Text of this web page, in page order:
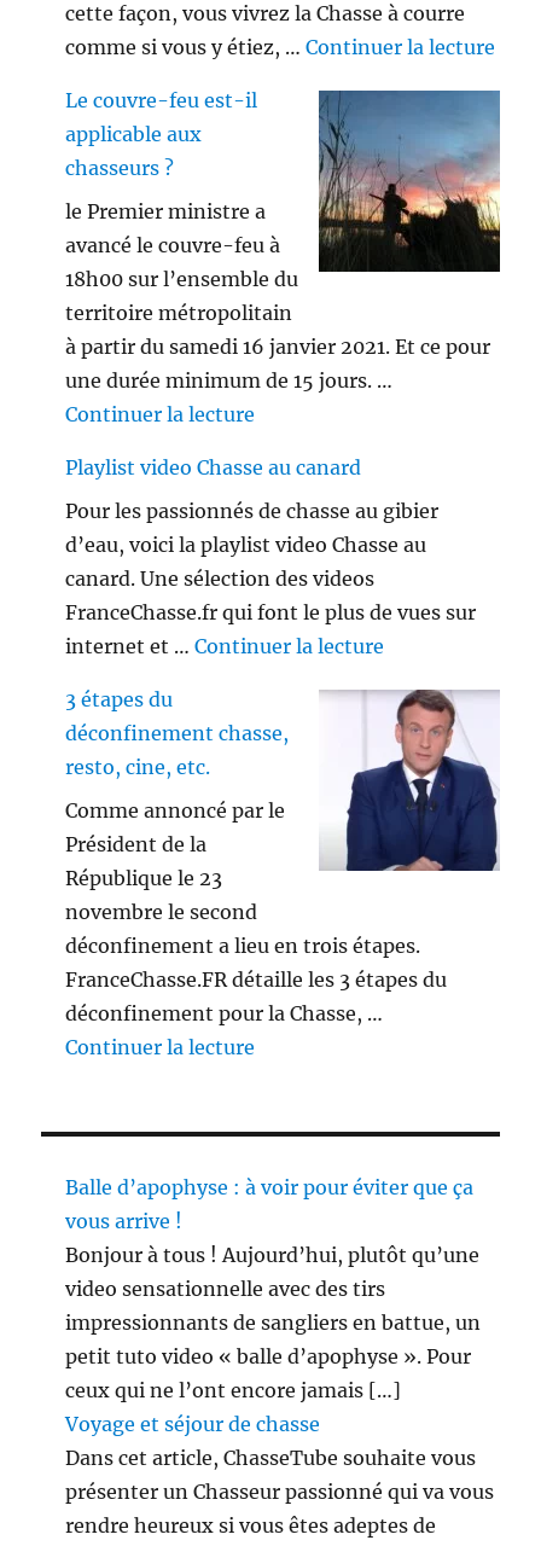
cette façon, vous vivrez la Chasse à courre
comme si vous y étiez, …Continuer la lecture
Le couvre-feu est-il
applicable aux
chasseurs ?
le Premier ministre a
avancé le couvre-feu à
18h00 sur l’ensemble du
territoire métropolitain
à partir du samedi 16 janvier 2021. Et ce pour
une durée minimum de 15 jours. …
Continuer la lecture
Playlist video Chasse au canard
Pour les passionnés de chasse au gibier
d’eau, voici la playlist video Chasse au
canard. Une sélection des videos
FranceChasse.fr qui font le plus de vues sur
internet et …Continuer la lecture
3 étapes du
déconfinement chasse,
resto, cine, etc.
Comme annoncé par le
Président de la
République le 23
novembre le second
déconfinement a lieu en trois étapes.
FranceChasse.FR détaille les 3 étapes du
déconfinement pour la Chasse, …
Continuer la lecture
Balle d’apophyse : à voir pour éviter que ça
vous arrive !
Bonjour à tous ! Aujourd’hui, plutôt qu’une
video sensationnelle avec des tirs
impressionnants de sangliers en battue, un
petit tuto video « balle d’apophyse ». Pour
ceux qui ne l’ont encore jamais […]
Voyage et séjour de chasse
Dans cet article, ChasseTube souhaite vous
présenter un Chasseur passionné qui va vous
rendre heureux si vous êtes adeptes de